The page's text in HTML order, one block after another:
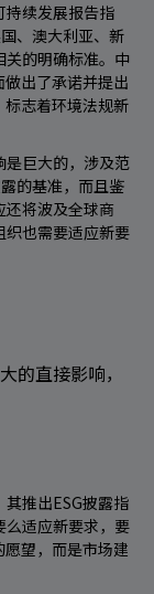
持续发展报告指
、澳大利亚、新
的明确标准。中
出了承诺并提出
标志着环境法规新
是巨大的，涉及范
的基准，而且鉴
还将波及全球商
织也需要适应新要
的直接影响，
推出ESG披露指
么适应新要求，要
望，而是市场建